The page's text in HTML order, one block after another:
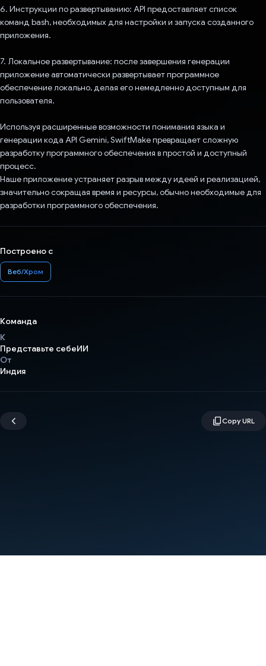
6. Инструкции по развертыванию: API предоставляет список
команд bash, необходимых для настройки и запуска созданного
приложения.
7. Локальное развертывание: после завершения генерации
приложение автоматически развертывает программное
обеспечение локально, делая его немедленно доступным для
пользователя.
Используя расширенные возможности понимания языка и
генерации кода API Gemini, SwiftMake превращает сложную
разработку программного обеспечения в простой и доступный
процесс.
Наше приложение устраняет разрыв между идеей и реализацией,
значительно сокращая время и ресурсы, обычно необходимые для
разработки программного обеспечения.
Построено с
Веб/Хром
Команда
К
Представьте себеИИ
От
Индия